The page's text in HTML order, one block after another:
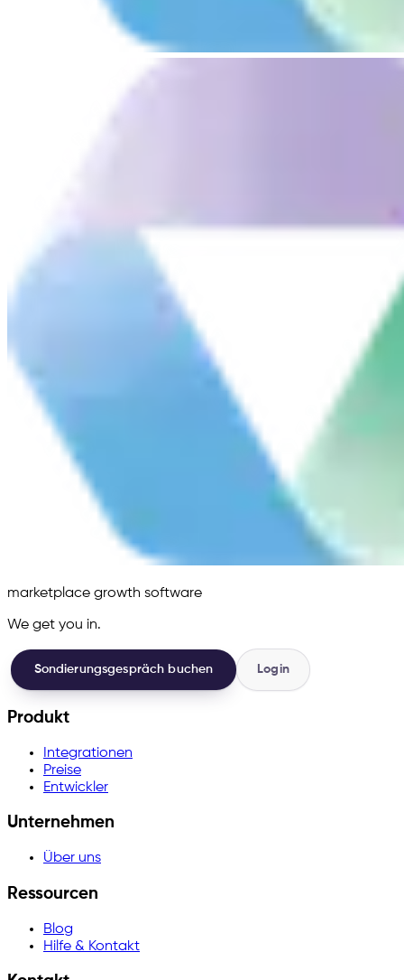
marketplace growth software
We get you in.
Sondierungsgespräch buchen Login
Produkt
Integrationen
Preise
Entwickler
Unternehmen
Über uns
Ressourcen
Blog
Hilfe & Kontakt